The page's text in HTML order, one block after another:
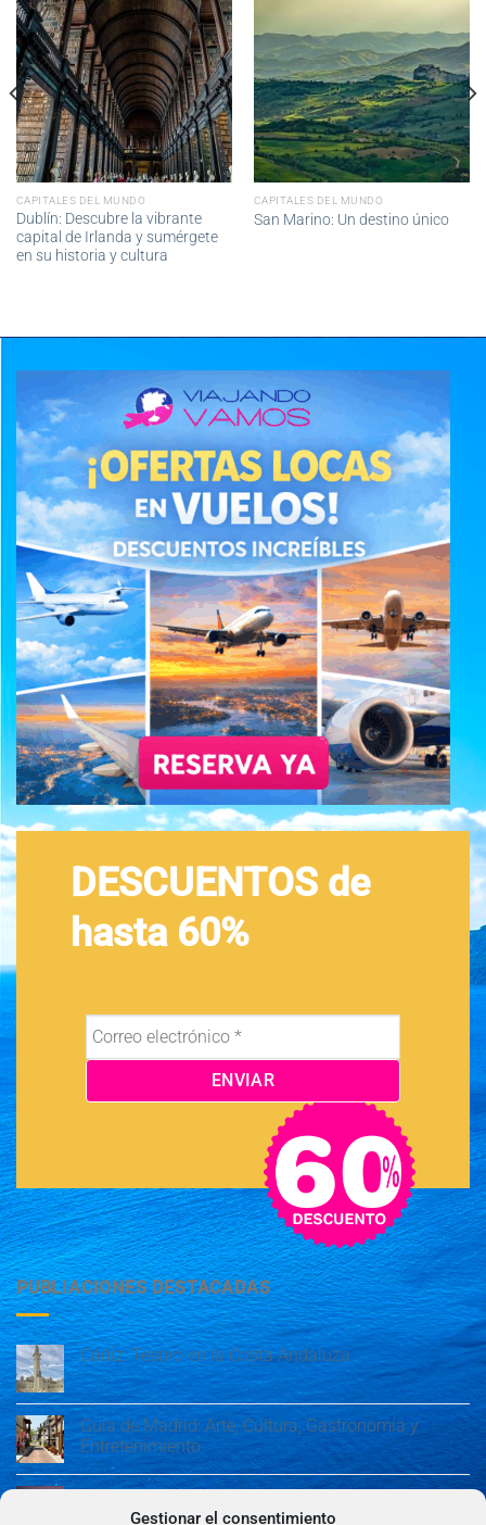
Gestionar el consentimiento
CAPITALES DEL MUNDO
Dublín: Descubre la vibrante
capital de Irlanda y sumérgete
en su historia y cultura
CAPITALES DEL MUNDO
San Marino: Un destino único
DESCUENTOS de
hasta 60%
PUBLIACIONES DESTACADAS
Cádiz: Tesoro en la Costa Andaluza
Guía de Madrid: Arte, Cultura, Gastronomía y
Entretenimiento
Guía de Madrid: Arte, Cultura, Gastronomía y
Entretenimiento